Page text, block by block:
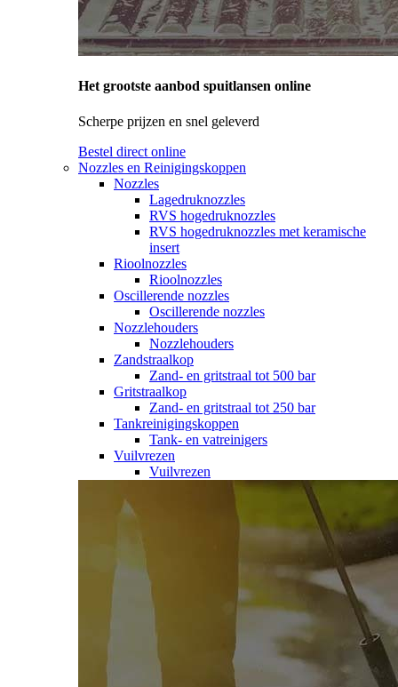
Het grootste aanbod spuitlansen online
Scherpe prijzen en snel geleverd
Bestel direct online
Nozzles en Reinigingskoppen
Nozzles
Lagedruknozzles
RVS hogedruknozzles
RVS hogedruknozzles met keramische
insert
Rioolnozzles
Rioolnozzles
Oscillerende nozzles
Oscillerende nozzles
Nozzlehouders
Nozzlehouders
Zandstraalkop
Zand- en gritstraal tot 500 bar
Gritstraalkop
Zand- en gritstraal tot 250 bar
Tankreinigingskoppen
Tank- en vatreinigers
Vuilvrezen
Vuilvrezen